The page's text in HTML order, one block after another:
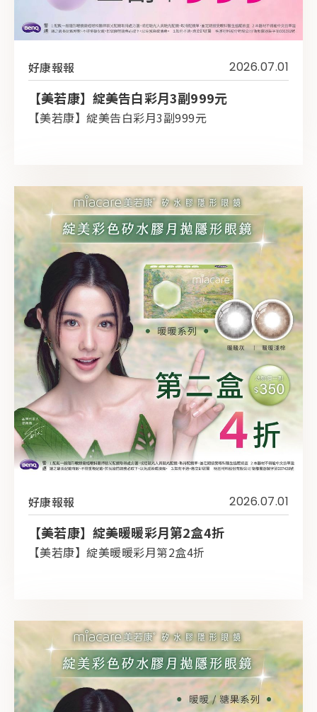
好康報報 2026.07.01
【美若康】綻美告白彩月3副999元
【美若康】綻美告白彩月3副999元
好康報報 2026.07.01
【美若康】綻美暖暖彩月第2盒4折
【美若康】綻美暖暖彩月第2盒4折